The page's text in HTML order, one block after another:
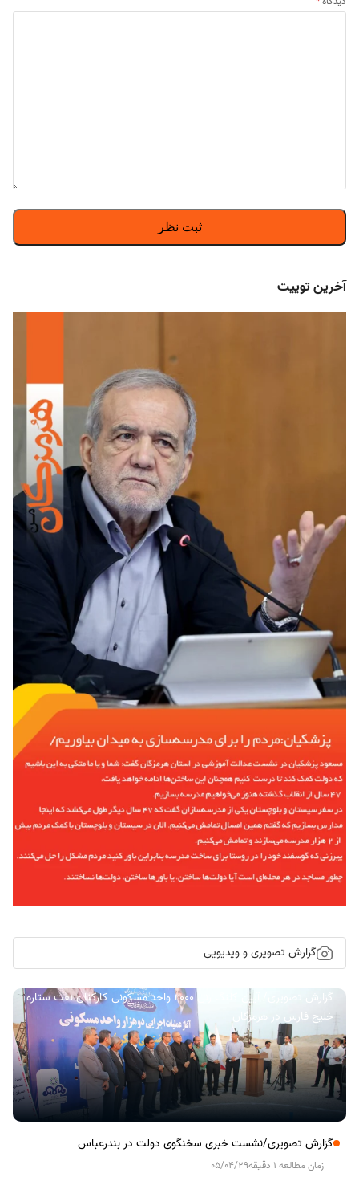
آخرین توییت
گزارش تصویری و ویدیویی
گزارش تصویری/ آیین کلنگ زنی ۲۰۰۰ واحد مسکونی کارکنان نفت ستاره
خلیج فارس در هرمزگان
گزارش تصویری/نشست خبری سخنگوی دولت در بندرعباس
زمان مطالعه 1 دقیقه 05/04/29